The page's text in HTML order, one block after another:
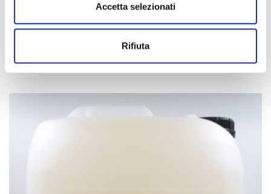
Accetta selezionati
Rifiuta
HPD 2001
Industrial detergent degreaser